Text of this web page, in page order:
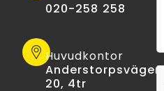
020-258 258
Huvudkontor
Anderstorpsvägen
20, 4tr